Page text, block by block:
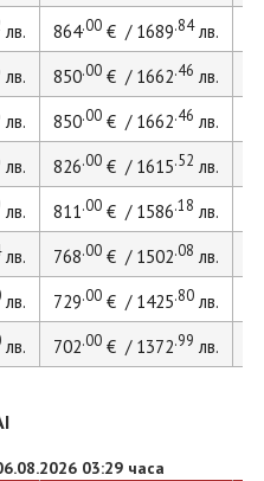
лв. 864.00€ / 1689.84лв.
лв. 850.00€ / 1662.46 лв.
лв. 850.00€ / 1662.46 лв.
лв. 826.00€ / 1615.52 лв.
лв. 811.00€ / 1586.18 лв.
лв. 768.00€ / 1502.08 лв.
лв. 729.00€ / 1425.80лв.
лв. 702.00€ / 1372.99 лв.
03:29 часа